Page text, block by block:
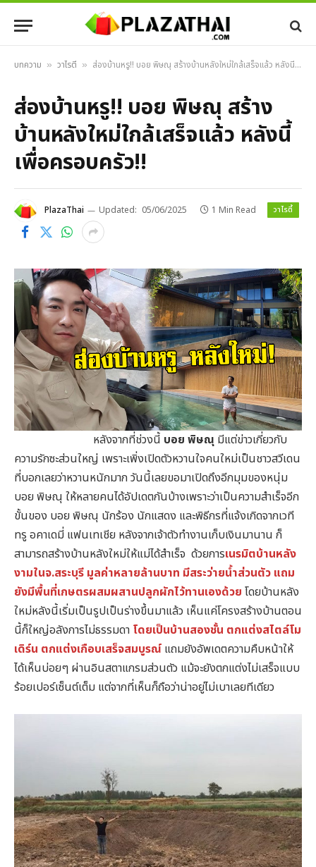
บทความ » วาไรตี้ » ส่องบ้านหรู!! บอย พิษณุ สร้างบ้านหลังใหม่ใกล้เสร็จแล้ว หลังนี้เพื่อครอบครัว!!
ส่องบ้านหรู!! บอย พิษณุ สร้าง
บ้านหลังใหม่ใกล้เสร็จแล้ว หลังนี้
เพื่อครอบครัว!!
PlazaThai Updated: 05/06/2025 1 Min Read วาไรตี้
หลังจากที่ช่วงนี้ บอย พิษณุ มีแต่ข่าวเกี่ยวกับ
ความรักซะส่วนใหญ่ เพราะเพิ่งเปิดตัวหวานใจคนใหม่เป็นชาวสวีเดน
ที่บอกเลยว่าหวานหนักมาก วันนี้เลยขอมาเปิดถึงอีกมุมของหนุ่ม
บอย พิษณุ ให้หลายคนได้อัปเดตกันบ้างเพราะว่าเป็นความสำเร็จอีก
ขั้นของ บอย พิษณุ นักร้อง นักแสดง และพิธีกรที่แจ้งเกิดจากเวที
ทรู อคาเดมี่ แฟนเทเชีย หลังจากเจ้าตัวทำงานเก็บเงินมานาน ก็
สามารถสร้างบ้านหลังใหม่ให้แม่ได้สำเร็จ ด้วยการเนรมิตบ้านหลัง
งามในจ.สระบุรี มูลค่าหลายล้านบาท มีสระว่ายน้ำส่วนตัว แถม
ยังมีพื้นที่เกษตรผสมผสานปลูกผักไว้ทานเองด้วย โดยบ้านหลัง
ใหม่หลังนี้เริ่มเป็นรูปเป็นร่างขึ้นมาแล้ว เห็นแค่โครงสร้างบ้านตอน
นี้ก็ใหญ่อลังการไม่ธรรมดา โดยเป็นบ้านสองชั้น ตกแต่งสไตล์โม
เดิร์น ตกแต่งเกือบเสร็จสมบูรณ์ แถมยังอัพเดตความคืบหน้าให้
ได้เห็นบ่อยๆ ผ่านอินสตาแกรมส่วนตัว แม้จะยังตกแต่งไม่เสร็จแบบ
ร้อยเปอร์เซ็นต์เต็ม แต่จากที่เห็นก็ถือว่าน่าอยู่ไม่เบาเลยทีเดียว